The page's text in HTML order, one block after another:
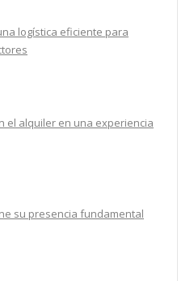
logística eficiente para
el alquiler en una experiencia
su presencia fundamental